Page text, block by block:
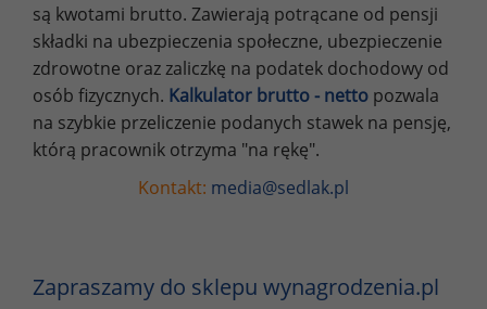
są kwotami brutto. Zawierają potrącane od pensji
składki na ubezpieczenia społeczne, ubezpieczenie
zdrowotne oraz zaliczkę na podatek dochodowy od
osób fizycznych. Kalkulator brutto - netto pozwala
na szybkie przeliczenie podanych stawek na pensję,
którą pracownik otrzyma "na rękę".
Kontakt: media@sedlak.pl
Zapraszamy do sklepu wynagrodzenia.pl